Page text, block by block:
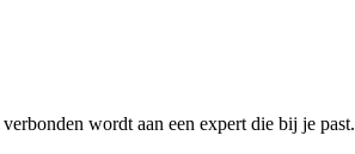
verbonden wordt aan een expert die bij je past.